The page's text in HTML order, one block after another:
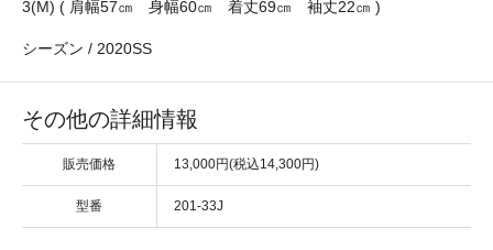
3(M) ( 肩幅57㎝ 身幅60㎝ 着丈69㎝ 袖丈22㎝ )
シーズン / 2020SS
その他の詳細情報
販売価格 13,000円(税込14,300円)
型番 201-33J